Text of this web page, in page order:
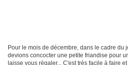
Pour le mois de décembre, dans le cadre du
devions concocter une petite friandise pour
laisse vous régaler... C'est très facile à faire